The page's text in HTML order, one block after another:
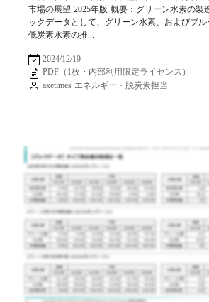
市場の展望 2025年版 概要：グリーン水素の製
ックデータとして、グリーン水素、およびブ
低炭素水素の推...
2024/12/19
PDF（1枚・内部利用限定ライセンス）
axetimes エネルギー・脱炭素担当